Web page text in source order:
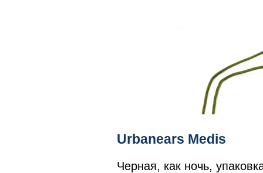
Urbanears Medis
Черная, как ночь,